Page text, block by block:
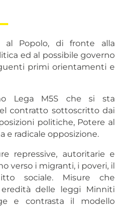
al Popolo, di fronte alla
ed al possibile governo
primi orientamenti e
Lega M5S che si sta
contratto sottoscritto dai
politiche, Potere al
e radicale opposizione.
repressive, autoritarie e
verso i migranti, i poveri, il
sociale. Misure che
delle leggi Minniti
e contrasta il modello